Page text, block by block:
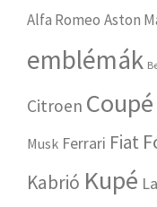
Alfa Romeo Aston
emblémák
Citroen Coupé
Musk Ferrari Fiat
Kabrió Kupé